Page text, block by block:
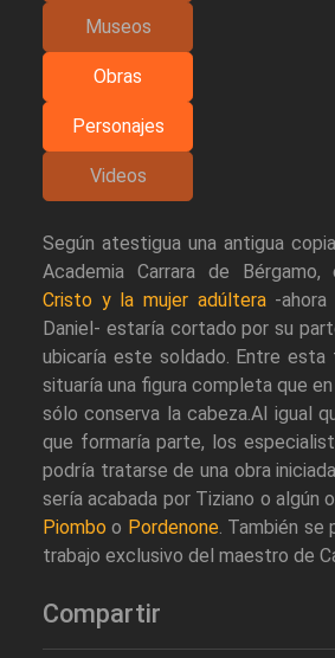
Museos
Obras
Personajes
Videos
Según atestigua una antigua
Academia Carrara de
Cristo y la mujer adúltera-ahora
Daniel- estaría cortado por su
ubicaría este soldado. Entre esta
situaría una figura completa que
sólo conserva la cabeza.Al igual
que formaría parte, los
podría tratarse de una obra
sería acabada por Tiziano o algún
Piombo o Pordenone. También se
trabajo exclusivo del maestro de
Compartir